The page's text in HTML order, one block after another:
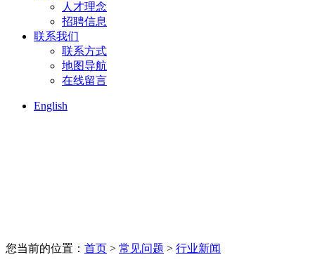
人才理念
招聘信息
联系我们
联系方式
地图导航
在线留言
English
您当前的位置： 首页 > 常见问题 > 行业新闻